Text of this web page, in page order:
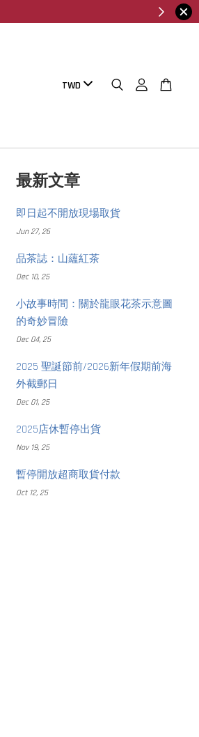
最新文章
即日起不開放現場取貨
Jun 27, 26
品茶誌：山蘊紅茶
Dec 10, 25
小故事時間：關於龍眼花茶示意圖
的奇妙冒險
Dec 04, 25
2025 聖誕節前/2026新年假期前海
外截郵日
Dec 01, 25
2025店休暫停出貨
Nov 19, 25
暫停開放超商取貨付款
Oct 12, 25